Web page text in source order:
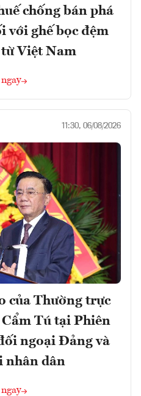
chống bán phá
với ghế bọc đệm
Việt Nam
11:30, 06/08/2026
của Thường trực
Tú tại Phiên
ngoại Đảng và
nhân dân